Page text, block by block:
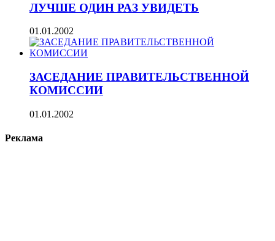
ЛУЧШЕ ОДИН РАЗ УВИДЕТЬ
01.01.2002
ЗАСЕДАНИЕ ПРАВИТЕЛЬСТВЕННОЙ
КОМИССИИ
01.01.2002
Реклама